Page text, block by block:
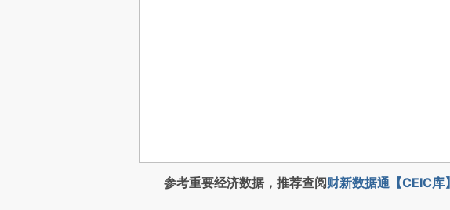
参考重要经济数据，推荐查阅财新数据通【CEIC库】